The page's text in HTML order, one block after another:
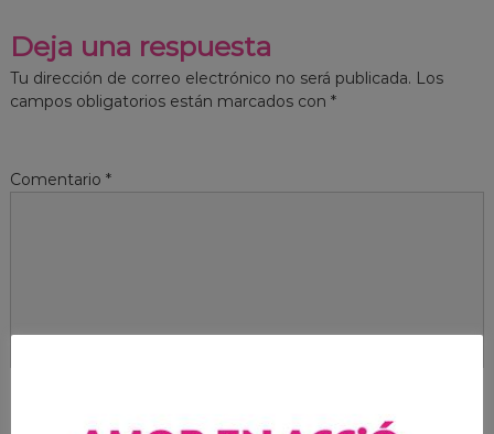
Deja una respuesta
Tu dirección de correo electrónico no será publicada. Los
campos obligatorios están marcados con *
Comentario *